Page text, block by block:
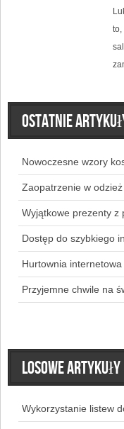
to,
Ostatnie
Nowoczesne wzory
Zaopatrzenie w
Wyjątkowe prezenty z
Dostęp do szybkiego
Hurtownia
Przyjemne chwile na
Losowe artykuły
Wykorzystanie listew